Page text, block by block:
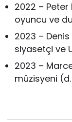
2022 – Peter
oyuncu ve
2023 –
siyasetçi ve
2023 –
müzisyeni (d.